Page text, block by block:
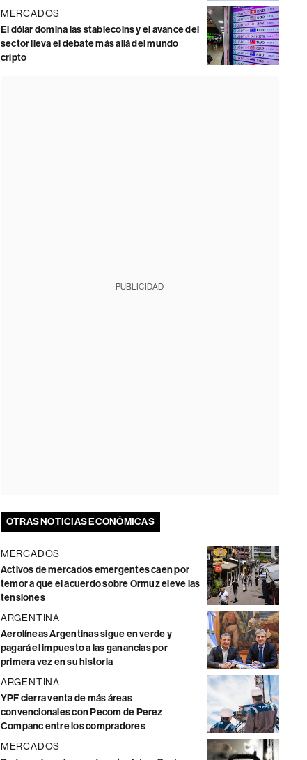
MERCADOS
El dólar domina las stablecoins y el avance del
sector lleva el debate más allá del mundo
cripto
PUBLICIDAD
OTRAS NOTICIAS ECONÓMICAS
MERCADOS
Activos de mercados emergentes caen por
temor a que el acuerdo sobre Ormuz eleve las
tensiones
ARGENTINA
Aerolíneas Argentinas sigue en verde y
pagará el impuesto a las ganancias por
primera vez en su historia
ARGENTINA
YPF cierra venta de más áreas
convencionales con Pecom de Perez
Companc entre los compradores
MERCADOS